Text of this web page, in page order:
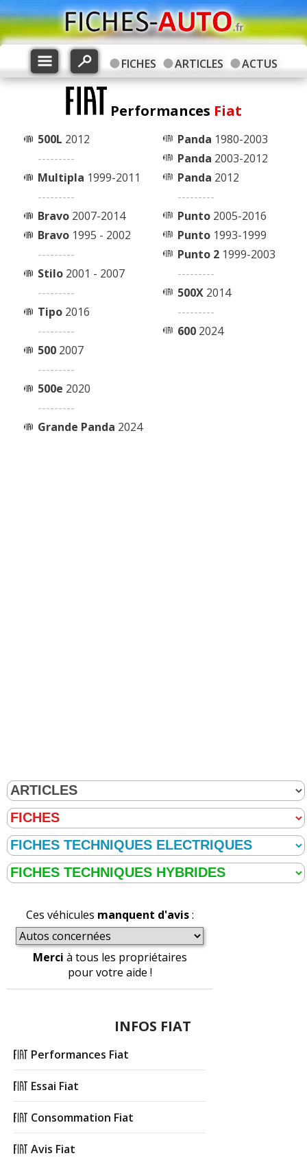
FICHES ARTICLES ACTUS
Performances Fiat
500L 2012
---------
Multipla 1999-2011
---------
Bravo 2007-2014
Bravo 1995 - 2002
---------
Stilo 2001 - 2007
---------
Tipo 2016
---------
500 2007
---------
500e 2020
---------
Grande Panda 2024
Panda 1980-2003
Panda 2003-2012
Panda 2012
---------
Punto 2005-2016
Punto 1993-1999
Punto 2 1999-2003
---------
500X 2014
---------
600 2024
Ces véhicules manquent d'avis:
Merci à tous les propriétaires
pour votre aide !
INFOS FIAT
Performances Fiat
Essai Fiat
Consommation Fiat
Avis Fiat